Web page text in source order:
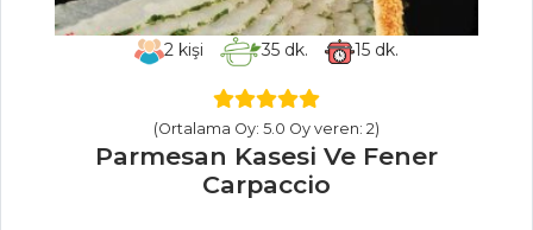
BİSKÜVİLİ PASTA
Pasta ve Tatlılar
SALATALAR
2 kişi 35dk. 15dk.
(Ortalama Oy: 5.0 Oy veren: 2)
Parmesan Kasesi Ve Fener
Carpaccio